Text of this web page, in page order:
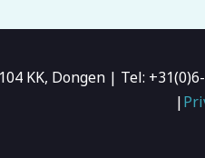
KK, Dongen | Tel:
|